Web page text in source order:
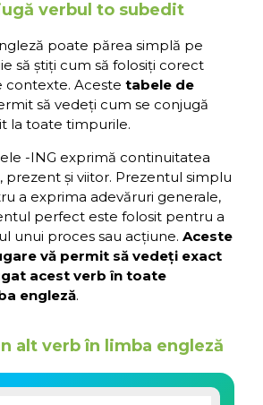
verbul to subedit
poate părea simplă pe
să știți cum să folosiți corect
Aceste tabele de
să vedeți cum se conjugă
la toate timpurile.
-ING exprimă continuitatea
prezent și viitor. Prezentul simplu
a exprima adevăruri generale,
perfect este folosit pentru a
unui proces sau acțiune. Aceste
vă permit să vedeți exact
acest verb în toate
engleză.
alt verb în limba engleză